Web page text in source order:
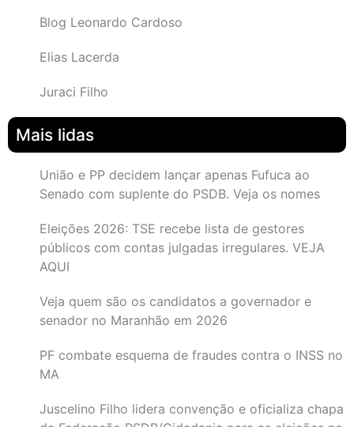
Blog Leonardo Cardoso
Elias Lacerda
Juraci Filho
Mais lidas
União e PP decidem lançar apenas Fufuca ao
Senado com suplente do PSDB. Veja os nomes
Eleições 2026: TSE recebe lista de gestores
públicos com contas julgadas irregulares. VEJA
AQUI
Veja quem são os candidatos a governador e
senador no Maranhão em 2026
PF combate esquema de fraudes contra o INSS no
MA
Juscelino Filho lidera convenção e oficializa chapa